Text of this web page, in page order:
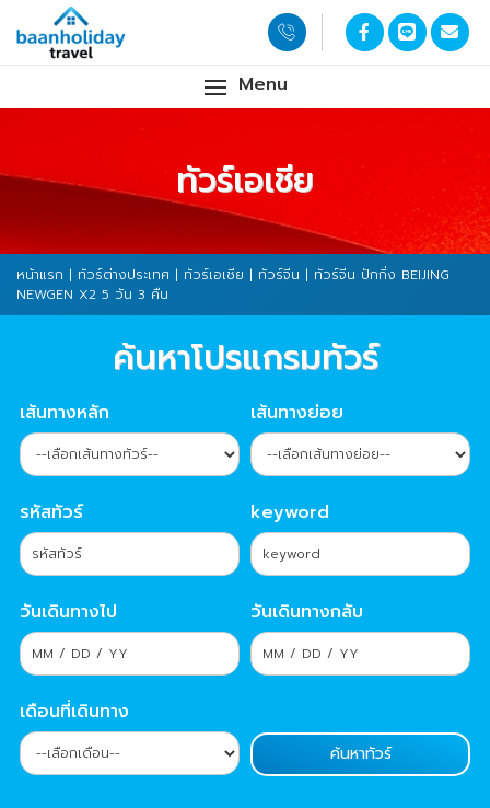
Menu
ทัวร์เอเชีย
หน้าแรก | ทัวร์ต่างประเทศ | ทัวร์เอเชีย | ทัวร์จีน | ทัวร์จีน ปักกิ่ง BEIJING
NEWGEN X2 5 วัน 3 คืน
ค้นหาโปรแกรมทัวร์
เส้นทางหลัก เส้นทางย่อย
รหัสทัวร์ keyword
วันเดินทางไป วันเดินทางกลับ
เดือนที่เดินทาง